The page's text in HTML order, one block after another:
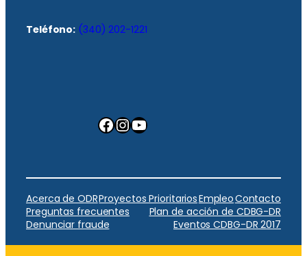
Teléfono: (340) 202-1221
Facebook InstagramYouTube
Acerca de ODRProyectos PrioritariosEmpleoContacto
Preguntas frecuentes
Plan de acción de CDBG-DR
Denunciar fraude
Eventos CDBG-DR 2017